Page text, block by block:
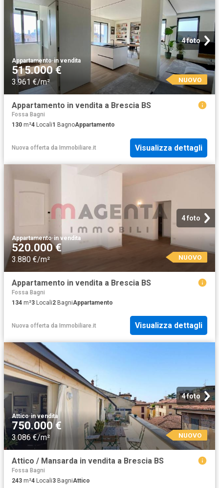
4 foto
Appartamento·in vendita
515.000 €
3.961 €/m² NUOVO
Appartamento in vendita a Brescia BS
Fossa Bagni
130 m²4 Locali1 BagnoAppartamento
Nuova offerta da Immobiliare.it Visualizza dettagli
4 foto
Appartamento·in vendita
520.000 €
3.880 €/m² NUOVO
Appartamento in vendita a Brescia BS
Fossa Bagni
134 m²3 Locali2 BagniAppartamento
Nuova offerta da Immobiliare.it Visualizza dettagli
4 foto
Attico·in vendita
750.000 €
3.086 €/m² NUOVO
Attico / Mansarda in vendita a Brescia BS
Fossa Bagni
243 m²4 Locali3 BagniAttico